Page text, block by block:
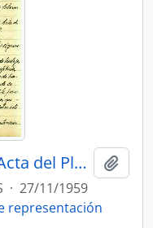
1959 (27 de noviembre), Acta del Pleno del Jurado de Empresa
· 27/11/1959
representación